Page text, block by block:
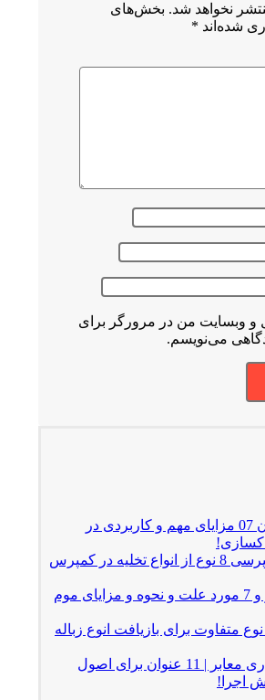
نخواهد شد. بخش‌های
شده‌اند *
و وبسایت من در مرورگر برای
می‌نویسم.
جدول شوی نیسان 07 مزایای مهم و کاربردی در
نحوه تخلیه بار کمپرسی 8 نوع از انواع تخلیه در کمپرس
موم کشی خودرو و 7 مورد علت و نحوه و مزایای موم
بازیافت زباله و 7 نوع متفاوت برای بازیافت انوع زباله
ضوابط جدول گذاری معابر | 11 عنوان برای اصول
اجرا!